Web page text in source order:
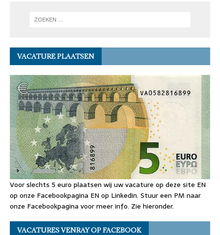
VACATURE PLAATSEN
Voor slechts 5 euro plaatsen wij uw vacature op deze site EN
op onze Facebookpagina EN op Linkedin. Stuur een PM naar
onze Facebookpagina voor meer info. Zie hieronder.
VACATURES VENRAY OP FACEBOOK